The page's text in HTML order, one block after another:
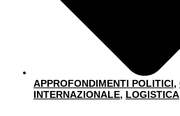
APPROFONDIMENTI POLITICI,
INTERNAZIONALE, LOGISTICA